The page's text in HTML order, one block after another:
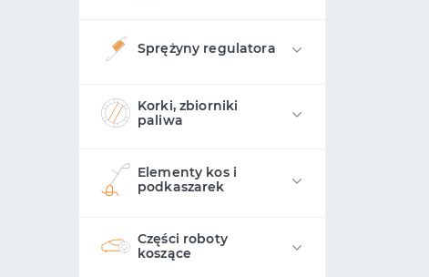
Sprężyny regulatora
Korki, zbiorniki
paliwa
Elementy kos i
podkaszarek
Części roboty
koszące